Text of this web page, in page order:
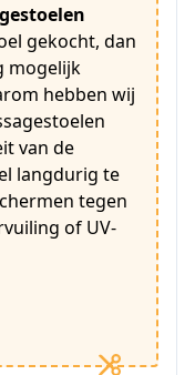
gekocht, dan
mogelijk
hebben wij
van de
langdurig te
tegen
of UV-